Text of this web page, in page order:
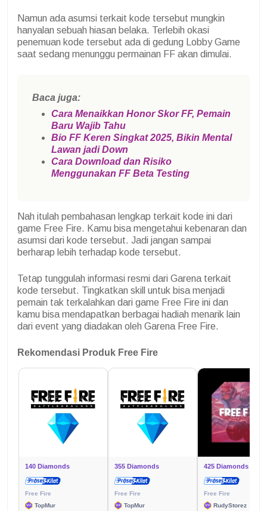
Namun ada asumsi terkait kode tersebut mungkin
hanyalan sebuah hiasan belaka. Terlebih okasi
penemuan kode tersebut ada di gedung Lobby Game
saat sedang menunggu permainan FF akan dimulai.
Baca juga:
Cara Menaikkan Honor Skor FF, Pemain
Baru Wajib Tahu
Bio FF Keren Singkat 2025, Bikin Mental
Lawan jadi Down
Cara Download dan Risiko
Menggunakan FF Beta Testing
Nah itulah pembahasan lengkap terkait kode ini dari
game Free Fire. Kamu bisa mengetahui kebenaran dan
asumsi dari kode tersebut. Jadi jangan sampai
berharap lebih terhadap kode tersebut.
Tetap tunggulah informasi resmi dari Garena terkait
kode tersebut. Tingkatkan skill untuk bisa menjadi
pemain tak terkalahkan dari game Free Fire ini dan
kamu bisa mendapatkan berbagai hadiah menarik lain
dari event yang diadakan oleh Garena Free Fire.
Rekomendasi Produk Free Fire
140 Diamonds
Free Fire
TopMur
355 Diamonds
Free Fire
TopMur
425 Diamonds
Free Fire
RudyStorez